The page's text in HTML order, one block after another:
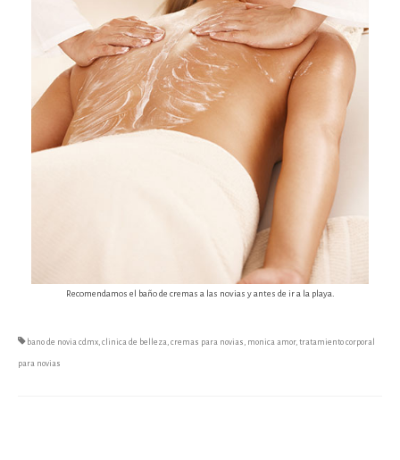
Recomendamos el baño de cremas a las novias y antes de ir a la playa.
bano de novia cdmx clinica de belleza cremas para novias monica amor, tratamiento corporal
para novias